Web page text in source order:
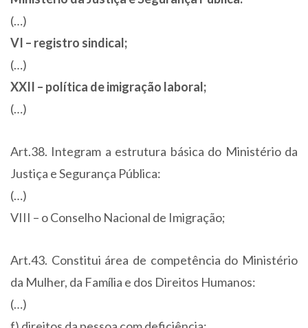
(…)
VI – registro sindical;
(…)
XXII – política de imigração laboral;
(…)
Art.38. Integram a estrutura básica do Ministério da
Justiça e Segurança Pública:
(…)
VIII – o Conselho Nacional de Imigração;
Art.43. Constitui área de competência do Ministério
da Mulher, da Família e dos Direitos Humanos:
(…)